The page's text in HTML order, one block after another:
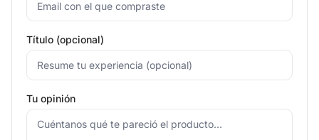
Título (opcional)
Tu opinión